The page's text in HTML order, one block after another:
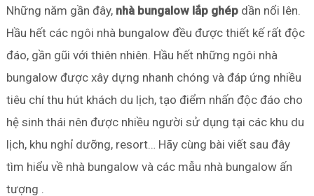
Những năm gần đây, nhà bungalow lắp ghépdần nổi lên.
Hầu hết các ngôi nhà bungalow đều được thiết kế rất độc
đáo, gần gũi với thiên nhiên. Hầu hết những ngôi nhà
bungalow được xây dựng nhanh chóng và đáp ứng nhiều
tiêu chí thu hút khách du lịch, tạo điểm nhấn độc đáo cho
hệ sinh thái nên được nhiều người sử dụng tại các khu du
lịch, khu nghỉ dưỡng, resort… Hãy cùng bài viết sau đây
tìm hiểu về nhà bungalow và các mẫu nhà bungalow ấn
tượng .